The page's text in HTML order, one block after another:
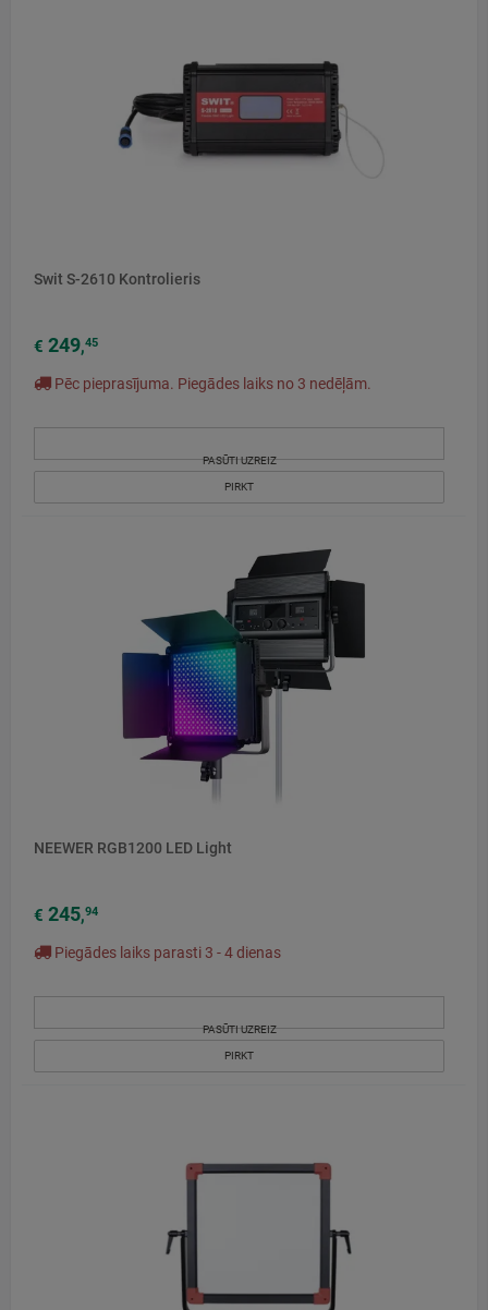
Swit S-2610 Kontrolieris
€ 249,45
Pēc pieprasījuma. Piegādes laiks no 3 nedēļām.
PASŪTI UZREIZ
PIRKT
NEEWER RGB1200 LED Light
€ 245,94
Piegādes laiks parasti 3 - 4 dienas
PASŪTI UZREIZ
PIRKT